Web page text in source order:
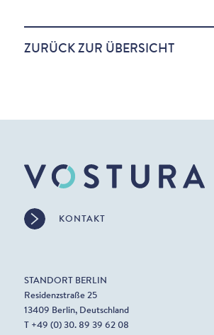
ZURÜCK ZUR ÜBERSICHT
KONTAKT
STANDORT BERLIN
Residenzstraße 25
13409 Berlin, Deutschland
T +49 (0) 30. 89 39 62 08